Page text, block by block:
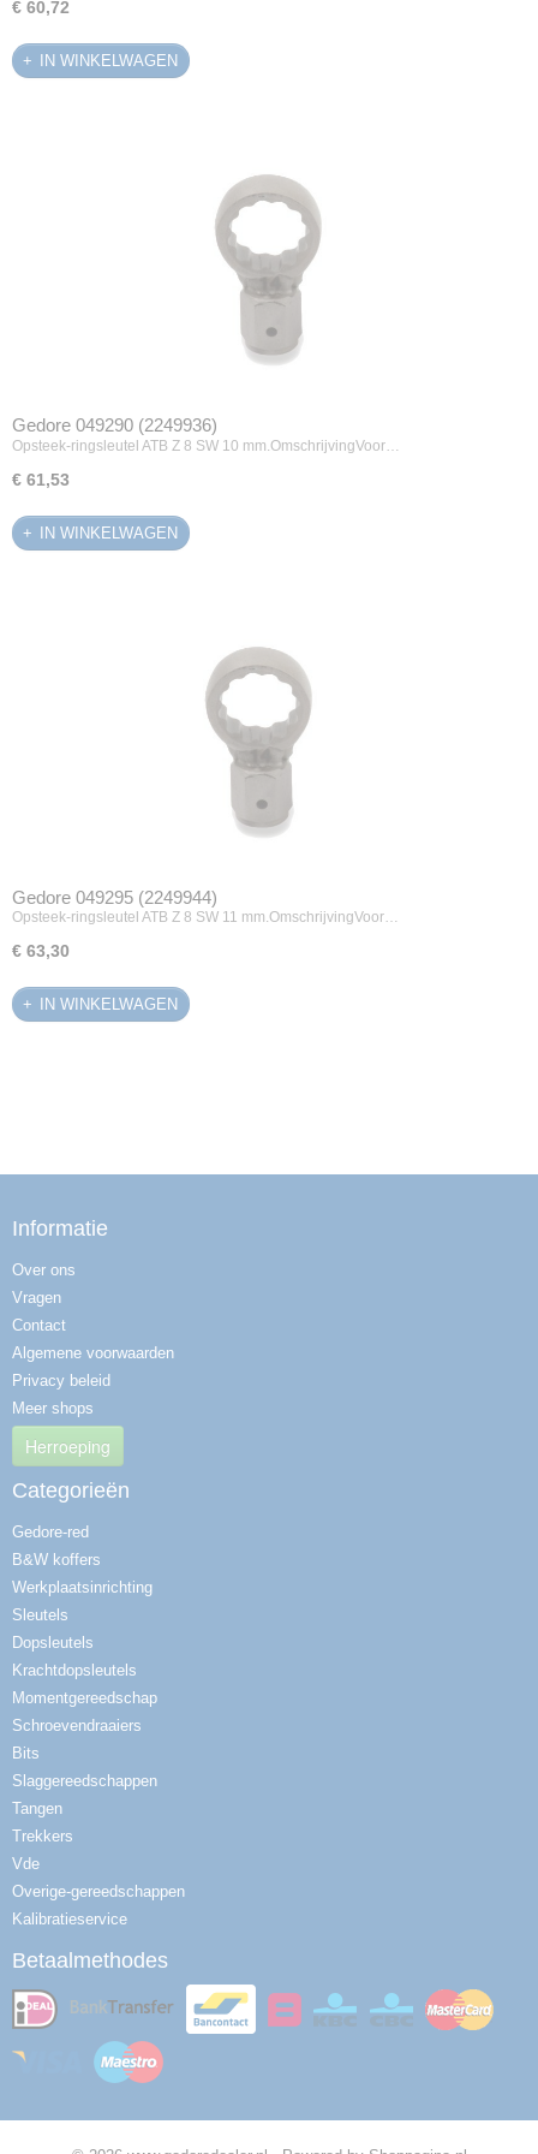
€ 60,72
IN WINKELWAGEN
Gedore 049290 (2249936)
Opsteek-ringsleutel ATB Z 8 SW 10 mm.OmschrijvingVoor…
€ 61,53
IN WINKELWAGEN
Gedore 049295 (2249944)
Opsteek-ringsleutel ATB Z 8 SW 11 mm.OmschrijvingVoor…
€ 63,30
IN WINKELWAGEN
Informatie
Over ons
Vragen
Contact
Algemene voorwaarden
Privacy beleid
Meer shops
Herroeping
Categorieën
Gedore-red
B&W koffers
Werkplaatsinrichting
Sleutels
Dopsleutels
Krachtdopsleutels
Momentgereedschap
Schroevendraaiers
Bits
Slaggereedschappen
Tangen
Trekkers
Vde
Overige-gereedschappen
Kalibratieservice
Betaalmethodes